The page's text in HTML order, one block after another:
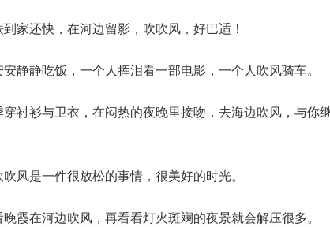
家还快，在河边留影，吹吹风，好巴适！
静静吃饭，一个人挥泪看一部电影，一个人吹风骑车。
衬衫与卫衣，在闷热的夜晚里接吻，去海边吹风，与你
风是一件很放松的事情，很美好的时光。
霞在河边吹风，再看看灯火斑斓的夜景就会解压很多。